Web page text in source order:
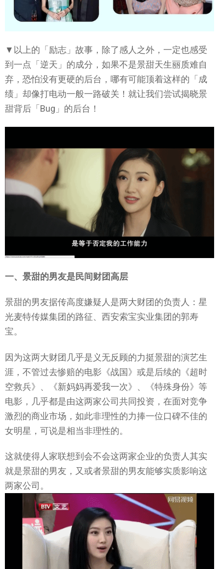
▼以上的「励志」故事，除了感人之外，一定也感受
到一点「逆天」的成分，如果不是景甜天生丽质难自
弃，恐怕没有更硬的后台，哪有可能顶着这样的「成
绩」却像打电动一般一路破关！就让我们尝试揭晓景
甜背后「Bug」的后台！
一、景甜的男友是民间财团高层
景甜的男友据传高度嫌疑人是两大财团的负责人：星
光麦特传媒集团的路征、西安索宝实业集团的郭寿
宝。
因为这两大财团几乎是义无反顾的力挺景甜的演艺生
涯，不管过去惨赔的电影《战国》或是后续的《超时
空救兵》、《新妈妈再爱我一次》、《特殊身份》等
电影，几乎都是由这两家公司共同投资，在面对竞争
激烈的商业市场，如此非理性的力捧一位口碑不佳的
女明星，可说是相当非理性的。
这就使得人家联想到会不会这两家企业的负责人其实
就是景甜的男友，又或者景甜的男友能够实质影响这
两家公司。